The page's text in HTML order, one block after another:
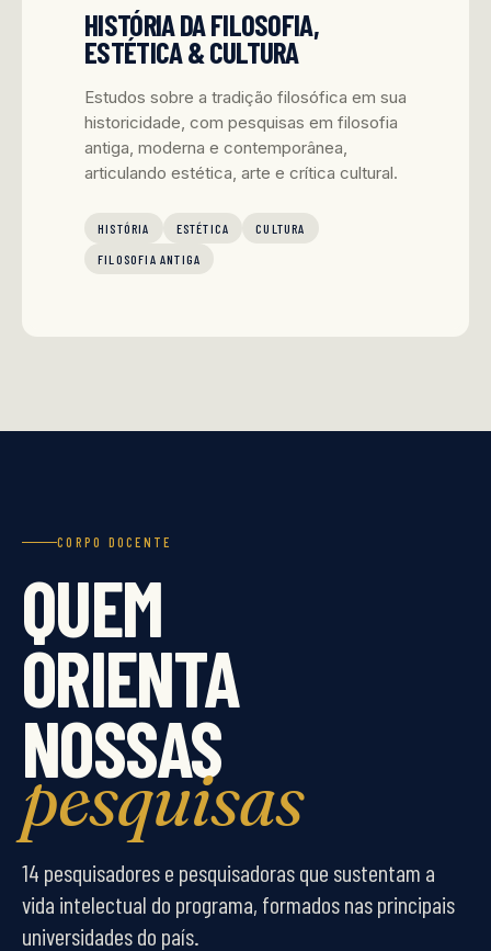
HISTÓRIA DA FILOSOFIA,
ESTÉTICA & CULTURA
Estudos sobre a tradição filosófica em sua
historicidade, com pesquisas em filosofia
antiga, moderna e contemporânea,
articulando estética, arte e crítica cultural.
HISTÓRIA ESTÉTICA
CULTURA
FILOSOFIA ANTIGA
CORPO DOCENTE
QUEM
ORIENTA
NOSSAS
pesquisas
14 pesquisadores e pesquisadoras que sustentam a
vida intelectual do programa, formados nas principais
universidades do país.